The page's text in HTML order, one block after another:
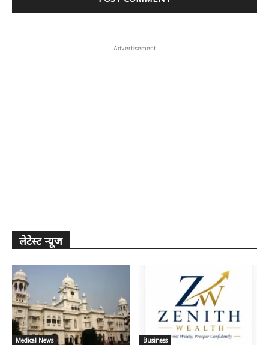
Advertisement
लेटेस्ट न्यूज
Medical News Business